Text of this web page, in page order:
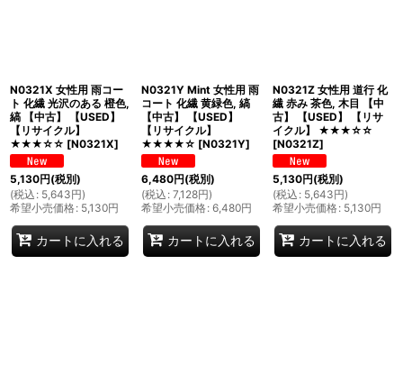
N0321X 女性用 雨コー
ト 化繊 光沢のある 橙色,
縞 【中古】 【USED】
【リサイクル】
★★★☆☆ [N0321X]
5,130円(税別)
(税込 : 5,643円)
希望小売価格: 5,130円
カートに入れる
N0321Y Mint 女性用 雨
コート 化繊 黄緑色, 縞
【中古】 【USED】
【リサイクル】
★★★★☆ [N0321Y]
6,480円(税別)
(税込 : 7,128円)
希望小売価格: 6,480円
カートに入れる
N0321Z 女性用 道行 化
繊 赤み 茶色, 木目 【中
古】 【USED】 【リサ
イクル】 ★★★☆☆
[N0321Z]
5,130円(税別)
(税込 : 5,643円)
希望小売価格: 5,130円
カートに入れる